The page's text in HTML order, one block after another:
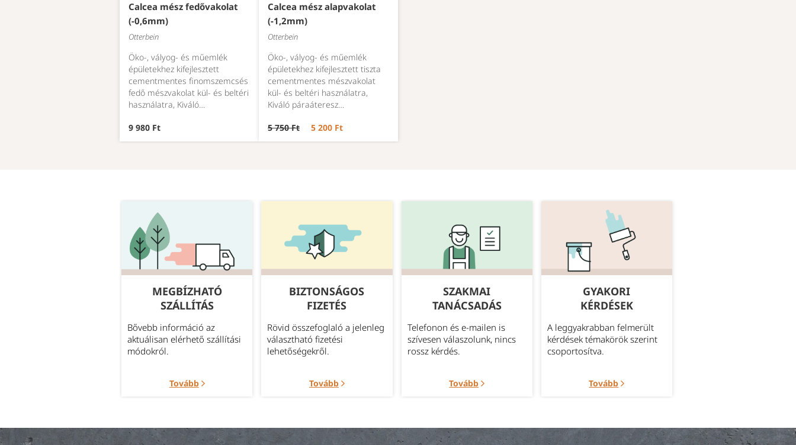
Calcea mész fedővakolat
(-0,6mm)
Otterbein
Öko-, vályog- és műemlék
épületekhez kifejlesztett
cementmentes finomszemcsés
fedő mészvakolat kül- és beltéri
használatra, Kiváló…
9 980 Ft
Calcea mész alapvakolat
(-1,2mm)
Otterbein
Öko-, vályog- és műemlék
épületekhez kifejlesztett tiszta
cementmentes mészvakolat
kül- és beltéri használatra,
Kiváló páraáteresz…
5 750 Ft 5 200 Ft
MEGBÍZHATÓ
SZÁLLÍTÁS
Bővebb információ az
aktuálisan elérhető szállítási
módokról.
Tovább
BIZTONSÁGOS
FIZETÉS
Rövid összefoglaló a jelenleg
választható fizetési
lehetőségekről.
Tovább
SZAKMAI
TANÁCSADÁS
Telefonon és e-mailen is
szívesen válaszolunk, nincs
rossz kérdés.
Tovább
GYAKORI
KÉRDÉSEK
A leggyakrabban felmerült
kérdések témakörök szerint
csoportosítva.
Tovább